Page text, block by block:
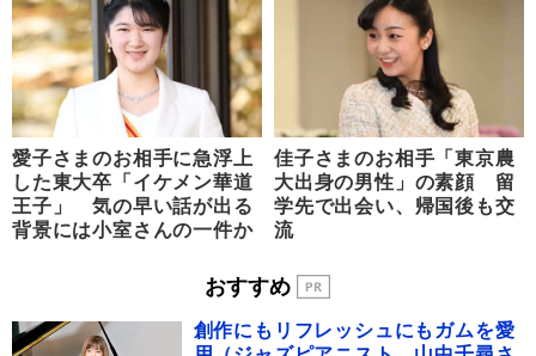
愛子さまのお相手に急浮上
した東大卒「イケメン華道
王子」 気の早い話が出る
背景には小室さんの一件か
佳子さまのお相手「東京農
大出身の男性」の素顔 留
学先で出会い、帰国後も交
流
おすすめ
創作にもリフレッシュにもガムを愛